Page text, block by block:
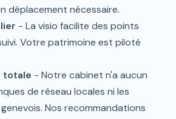
déplacement nécessaire.
- La visio facilite des points
Votre patrimoine est piloté
totale - Notre cabinet n'a aucun
de réseau locales ni les
Nos recommandations